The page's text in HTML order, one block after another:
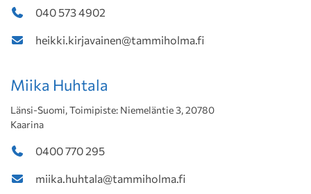
040 573 4902
heikki.kirjavainen@tammiholma.fi
Miika Huhtala
Länsi-Suomi, Toimipiste: Niemeläntie 3, 20780
Kaarina
0400 770 295
miika.huhtala@tammiholma.fi